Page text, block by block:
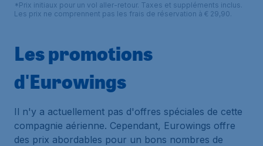
*Prix initiaux pour un vol aller-retour. Taxes et suppléments inclus.
Les prix ne comprennent pas les frais de réservation à € 29,90.
Les promotions
d'Eurowings
Il n'y a actuellement pas d'offres spéciales de cette
compagnie aérienne. Cependant, Eurowings offre
des prix abordables pour un bons nombres de